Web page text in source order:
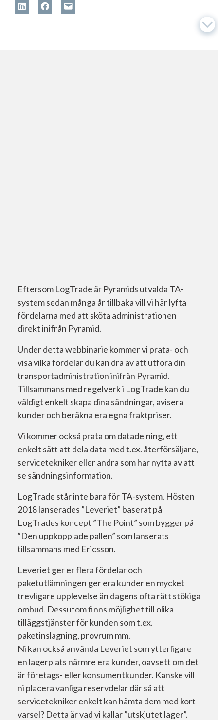
Eftersom LogTrade är Pyramids utvalda TA-
system sedan många år tillbaka vill vi här lyfta
fördelarna med att sköta administrationen
direkt inifrån Pyramid.
Under detta webbinarie kommer vi prata- och
visa vilka fördelar du kan dra av att utföra din
transportadministration inifrån Pyramid.
Tillsammans med regelverk i LogTrade kan du
väldigt enkelt skapa dina sändningar, avisera
kunder och beräkna era egna fraktpriser.
Vi kommer också prata om datadelning, ett
enkelt sätt att dela data med t.ex. återförsäljare,
servicetekniker eller andra som har nytta av att
se sändningsinformation.
LogTrade står inte bara för TA-system. Hösten
2018 lanserades ”Leveriet” baserat på
LogTrades koncept ”The Point” som bygger på
”Den uppkopplade pallen” som lanserats
tillsammans med Ericsson.
Leveriet ger er flera fördelar och
paketutlämningen ger era kunder en mycket
trevligare upplevelse än dagens ofta rätt stökiga
ombud. Dessutom finns möjlighet till olika
tilläggstjänster för kunden som t.ex.
paketinslagning, provrum mm.
Ni kan också använda Leveriet som ytterligare
en lagerplats närmre era kunder, oavsett om det
är företags- eller konsumentkunder. Kanske vill
ni placera vanliga reservdelar där så att
servicetekniker enkelt kan hämta dem med kort
varsel? Detta är vad vi kallar ”utskjutet lager”.